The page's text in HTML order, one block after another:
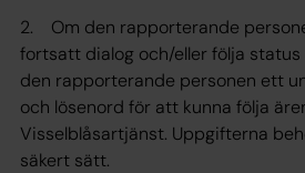
2. Om den rapporterande
fortsatt dialog och/eller följa
den rapporterande personen ett
och lösenord för att kunna följa
Visselblåsartjänst. Uppgifterna
säkert sätt.